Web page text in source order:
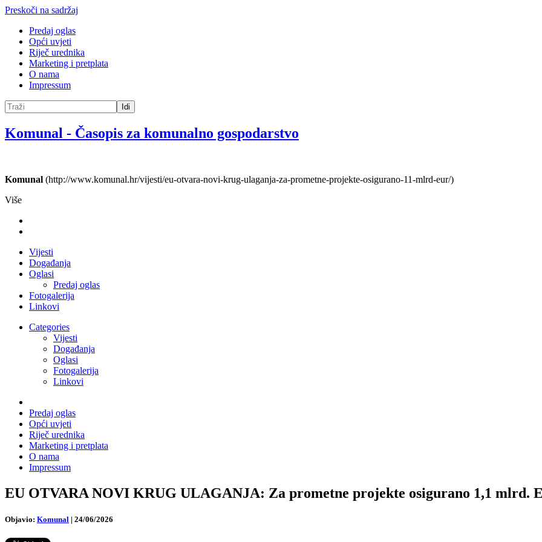
Preskoči na sadržaj
Predaj oglas
Opći uvjeti
Riječ urednika
Marketing i pretplata
O nama
Impressum
Idi
Komunal - Časopis za komunalno gospodarstvo
Komunal (http://www.komunal.hr/vijesti/eu-otvara-novi-krug-ulaganja-za-prometne-projekte-osigurano-11-mlrd-eur/)
Više
Vijesti
Događanja
Oglasi
Predaj oglas
Fotogalerija
Linkovi
Categories
Vijesti
Događanja
Oglasi
Fotogalerija
Linkovi
Predaj oglas
Opći uvjeti
Riječ urednika
Marketing i pretplata
O nama
Impressum
EU OTVARA NOVI KRUG ULAGANJA: Za prometne projekte osigurano 1,1 mlrd.
Objavio: Komunal | 24/06/2026